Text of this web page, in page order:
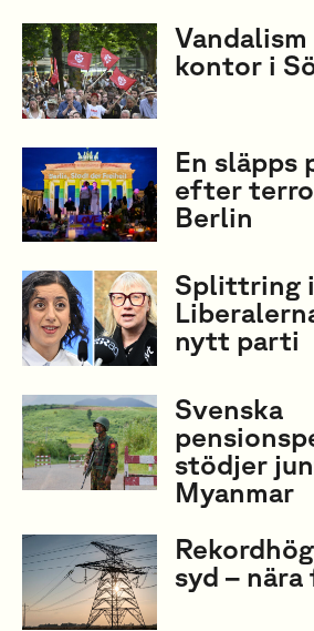
kontor i
En släpps
efter
Berlin
Splittring
nytt parti
Svenska
stödjer
Myanmar
syd –